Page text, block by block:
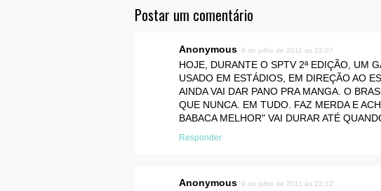
Postar um comentário
Anonymous 9 de julho de 2011 às 22:07
HOJE, DURANTE O SPTV 2ª EDIÇÃO, UM
USADO EM ESTÁDIOS, EM DIREÇÃO AO
AINDA VAI DAR PANO PRA MANGA. O
QUE NUNCA. EM TUDO. FAZ MERDA E
BABACA MELHOR" VAI DURAR ATÉ
Responder
Anonymous 9 de julho de 2011 às 22:12